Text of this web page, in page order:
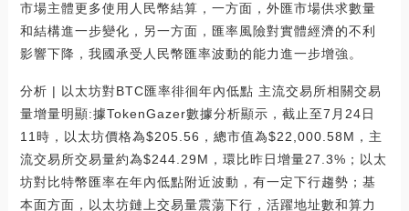
市場主體更多使用人民幣結算，一方面，外匯市場供求數量
和結構進一步變化，另一方面，匯率風險對實體經濟的不利
影響下降，我國承受人民幣匯率波動的能力進一步增強。
分析 | 以太坊對BTC匯率徘徊年內低點 主流交易所相關交易
量增量明顯:據TokenGazer數據分析顯示，截止至7月24日
11時，以太坊價格為$205.56，總市值為$22,000.58M，主
流交易所交易量約為$244.29M，環比昨日增量27.3%；以太
坊對比特幣匯率在年內低點附近波動，有一定下行趨勢；基
本面方面，以太坊鏈上交易量震蕩下行，活躍地址數和算力